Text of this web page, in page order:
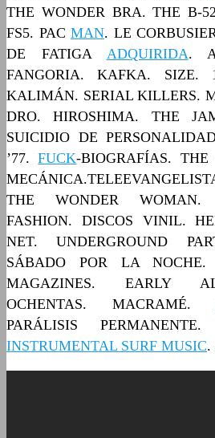
THE WONDER BRA. THE B-
FS5. PAC MAN. LE
DE FATIGA ADQUIRIDA.
FANGORIA. KAFKA. SIZE.
KALIMÁN. SERIAL KILLERS.
DRO. HIROSHIMA. THE
SUICIDIO DE
’77.FUCK-BIOGRAFÍAS.
THE WONDER WOMAN.
FASHION. DISCOS VINIL.
NET. UNDERGROUND
SÁBADO POR LA NOCHE.
MAGAZINES. EARLY
OCHENTAS. MACRAMÉ.
PARÁLISIS
INSTRUMENTAL SURF MUSIC.